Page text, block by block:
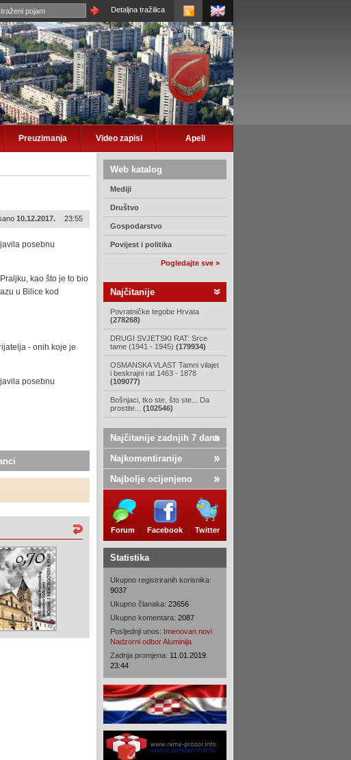
Detaljna tražilica
Preuzimanja Video zapisi Apeli
Web katalog
Mediji
Društvo
Gospodarstvo
Povijest i politika
Pogledajte sve »
Najčitanije
Povratničke tegobe Hrvata
(278268)
DRUGI SVJETSKI RAT: Srce
tame (1941 - 1945) (179934)
OSMANSKA VLAST Tamni vilajet
i beskrajni rat 1463 - 1878
(109077)
Bošnjaci, tko ste, što ste... Da
prostite... (102546)
Najčitanije zadnjih 7 dana
Najkomentiranije
Najbolje ocijenjeno
Forum Facebook Twitter
Statistika
Ukupno registriranih korisnika:
9037
Ukupno članaka: 23656
Ukupno komentara: 2087
Posljednji unos: Imenovan novi
Nadzorni odbor Aluminija
Zadnja promjena: 11.01.2019.
23:44
10.12.2017. 23:55
posebnu
kao što je to bio
u Bilice kod
- onih koje je
posebnu